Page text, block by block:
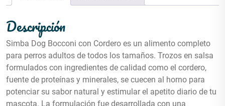
Descripción
Simba Dog Bocconi con Cordero es un alimento completo
para perros adultos de todos los tamaños. Trozos en salsa
formulados con ingredientes de calidad como el cordero,
fuente de proteínas y minerales, se cuecen al horno para
potenciar su sabor natural y estimular el apetito diario de tu
mascota. La formulación fue desarrollada con una